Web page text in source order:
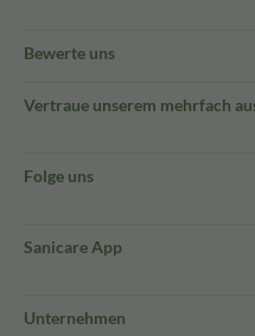
Bewerte uns
Vertraue unserem mehrfach
Folge uns
Sanicare App
Unternehmen